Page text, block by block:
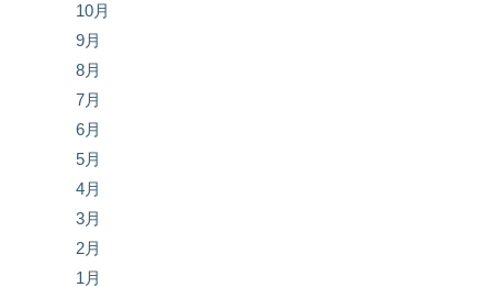
10月
9月
8月
7月
6月
5月
4月
3月
2月
1月